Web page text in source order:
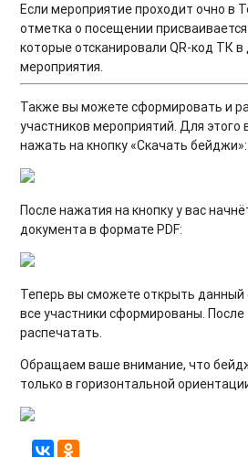
Если мероприятие проходит очно в
отметка о посещении
которые отсканировали QR-код ТК
мероприятия.
Также вы можете сформировать и
участников мероприятий. Для
нажать на кнопку «Скачать бейджи»:
После нажатия на кнопку у вас
документа в формате PDF:
Теперь вы сможете открыть данный
все участники сформированы.
распечатать.
Обращаем ваше внимание, что
только в горизонтальной